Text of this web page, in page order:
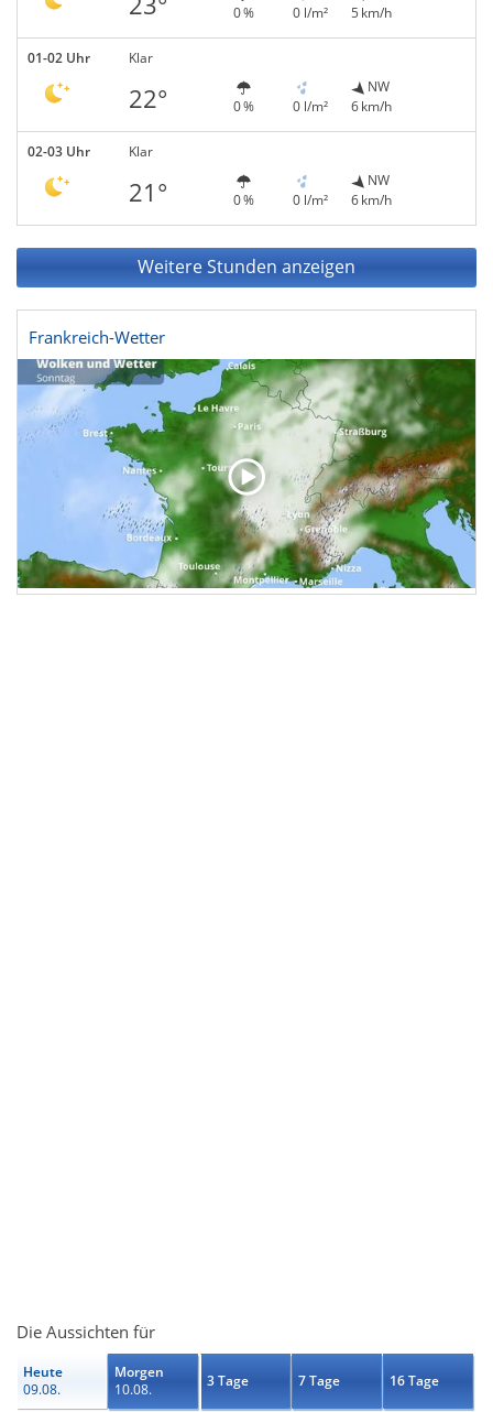
0 % 0 l/m²
5 km/h
01-02 Uhr Klar
22° 0 % 0 l/m²
NW
6 km/h
02-03 Uhr Klar
21° 0 % 0 l/m²
NW
6 km/h
Weitere Stunden anzeigen
Frankreich-Wetter
Die Aussichten für
Heute
09.08.
Morgen
10.08.
3 Tage 7 Tage 16 Tage